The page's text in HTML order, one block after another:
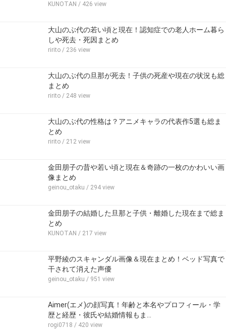
KUNOTAN / 426 view
大山のぶ代の若い頃と現在！認知症での老人ホーム暮ら
しや死去・死因まとめ
ririto / 236 view
大山のぶ代の旦那が死去！子供の死産や現在の状況も総
まとめ
ririto / 248 view
大山のぶ代の性格は？アニメキャラの代表作5選も総ま
とめ
ririto / 212 view
金田朋子の昔や若い頃と現在＆奇跡の一枚のかわいい画
像まとめ
geinou_otaku / 294 view
金田朋子の結婚した旦那と子供・離婚した現在まで総ま
とめ
KUNOTAN / 217 view
平野綾のスキャンダル画像＆現在まとめ！ベッド写真で
干されて消えた声優
geinou_otaku / 951 view
Aimer(エメ)の顔写真！年齢と本名やプロフィール・学
歴と経歴・彼氏や結婚情報もま…
rogi0718 / 420 view